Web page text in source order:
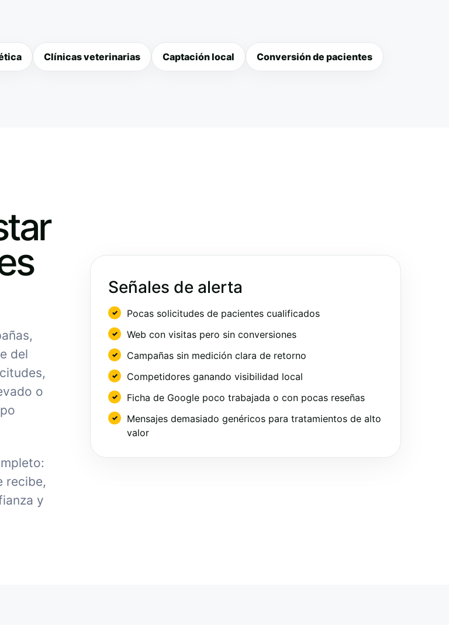
Clínicas veterinarias Captación local Conversión de pacientes
del
o
recibe,
y
Señales de alerta
Pocas solicitudes de pacientes cualificados
Web con visitas pero sin conversiones
Campañas sin medición clara de retorno
Competidores ganando visibilidad local
Ficha de Google poco trabajada o con pocas reseñas
Mensajes demasiado genéricos para tratamientos de alto
valor